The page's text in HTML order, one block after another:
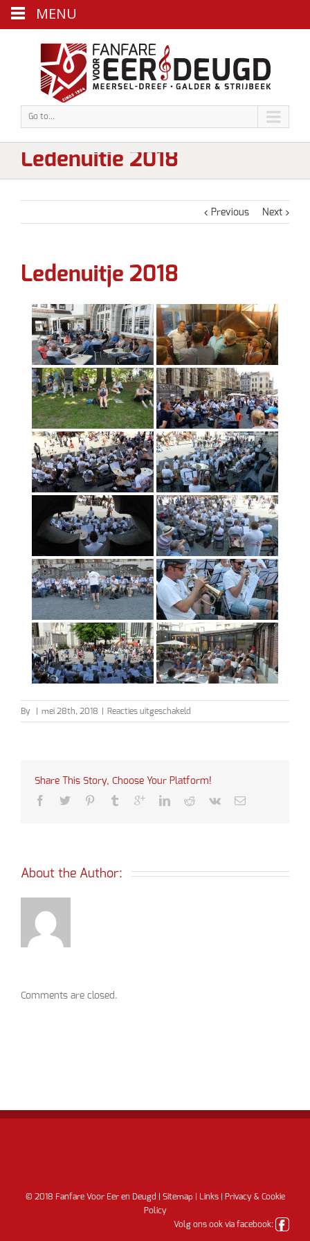
Go to...
Ledenuitje 2018
Previous Next
Ledenuitje 2018
By mei 28th, 2018 Reacties uitgeschakeld
Ledenuitje
Share This Story, Choose Your Platform!
About the Author:
Comments are closed.
© 2018 Fanfare Voor Eer en Deugd | Sitemap Links|
Privacy & Cookie
Policy
Volg ons ook via facebook:
MENU